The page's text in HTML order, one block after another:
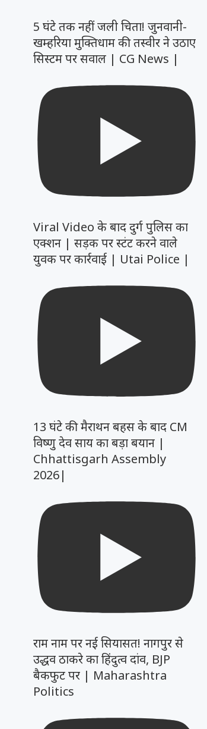
5 घंटे तक नहीं जली चिता! जुनवानी-
खम्हरिया मुक्तिधाम की तस्वीर ने उठाए
सिस्टम पर सवाल | CG News |
Viral Video के बाद दुर्ग पुलिस का
एक्शन | सड़क पर स्टंट करने वाले
युवक पर कार्रवाई | Utai Police |
13 घंटे की मैराथन बहस के बाद CM
विष्णु देव साय का बड़ा बयान |
Chhattisgarh Assembly
2026|
राम नाम पर नई सियासत! नागपुर से
उद्धव ठाकरे का हिंदुत्व दांव, BJP
बैकफुट पर | Maharashtra
Politics